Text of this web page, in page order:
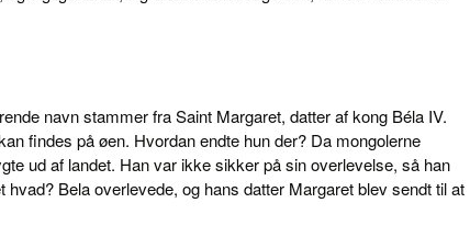
navn stammer fra Saint Margaret, datter af kong Béla IV.
findes på øen. Hvordan endte hun der? Da mongolerne
ud af landet. Han var ikke sikker på sin overlevelse, så han
Bela overlevede, og hans datter Margaret blev sendt til at